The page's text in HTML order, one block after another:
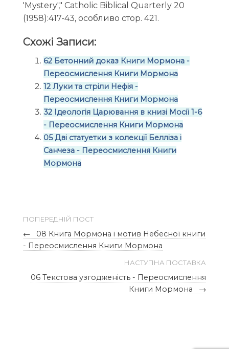
'Mystery'," Catholic Biblical Quarterly 20
(1958):417-43, особливо стор. 421.
Схожі Записи:
62 Бетонний доказ Книги Мормона -
Переосмислення Книги Мормона
12 Луки та стріли Нефія -
Переосмислення Книги Мормона
32 Ідеологія Царювання в книзі Мосії 1-6
- Переосмислення Книги Мормона
05 Дві статуетки з колекції Белліза і
Санчеза - Переосмислення Книги
Мормона
ПОПЕРЕДНІЙ ПОСТ
←
08 Книга Мормона і мотив Небесної книги
- Переосмислення Книги Мормона
НАСТУПНА ПОСТАВКА
06 Текстова узгодженість - Переосмислення
Книги Мормона
→